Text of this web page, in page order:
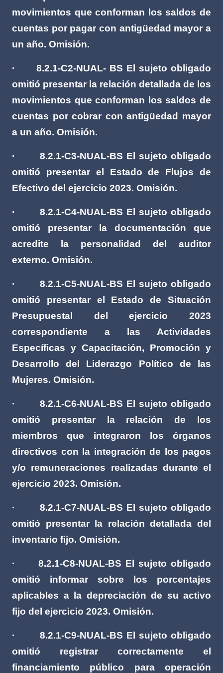
movimientos que conforman los saldos de
cuentas por pagar con antigüedad mayor a
un año. Omisión.
·
8.2.1-C2-NUAL- BS El sujeto obligado
omitió presentar la relación detallada de los
movimientos que conforman los saldos de
cuentas por cobrar con antigüedad mayor
a un año. Omisión.
·
8.2.1-C3-NUAL-BS El sujeto obligado
omitió presentar el Estado de Flujos de
Efectivo del ejercicio 2023. Omisión.
·
8.2.1-C4-NUAL-BS El sujeto obligado
omitió presentar la documentación que
acredite la personalidad del auditor
externo. Omisión.
·
8.2.1-C5-NUAL-BS El sujeto obligado
omitió presentar el Estado de Situación
Presupuestal del ejercicio 2023
correspondiente a las Actividades
Específicas y Capacitación, Promoción y
Desarrollo del Liderazgo Político de las
Mujeres. Omisión.
·
8.2.1-C6-NUAL-BS El sujeto obligado
omitió presentar la relación de los
miembros que integraron los órganos
directivos con la integración de los pagos
y/o remuneraciones realizadas durante el
ejercicio 2023. Omisión.
·
8.2.1-C7-NUAL-BS El sujeto obligado
omitió presentar la relación detallada del
inventario fijo. Omisión.
·
8.2.1-C8-NUAL-BS El sujeto obligado
omitió informar sobre los porcentajes
aplicables a la depreciación de su activo
fijo del ejercicio 2023. Omisión.
·
8.2.1-C9-NUAL-BS El sujeto obligado
omitió registrar correctamente el
financiamiento público para operación